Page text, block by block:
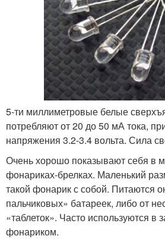
5-ти миллиметровые белые
потребляют от 20 до 50 мА тока,
напряжения 3.2-3.4 вольта. Сила
Очень хорошо показывают себя в
фонариках-брелках. Маленький
такой фонарик с собой. Питаются
пальчиковых» батареек, либо от
«таблеток». Часто используются в
фонариком.